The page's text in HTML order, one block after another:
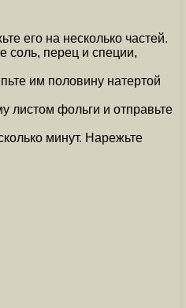
его на несколько частей.
соль, перец и специи,
им половину натертой
листом фольги и отправьте
минут. Нарежьте